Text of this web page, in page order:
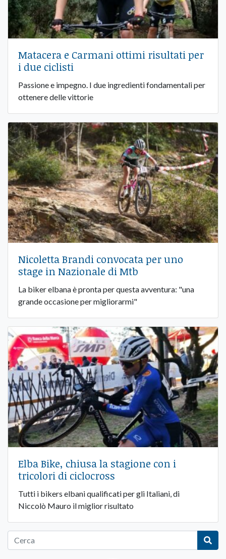
Matacera e Carmani ottimi risultati per
i due ciclisti
Passione e impegno. I due ingredienti fondamentali per
ottenere delle vittorie
Nicoletta Brandi convocata per uno
stage in Nazionale di Mtb
La biker elbana è pronta per questa avventura: "una
grande occasione per migliorarmi"
Elba Bike, chiusa la stagione con i
tricolori di ciclocross
Tutti i bikers elbani qualificati per gli Italiani, di
Niccolò Mauro il miglior risultato